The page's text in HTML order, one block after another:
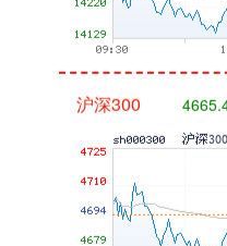
沪深300